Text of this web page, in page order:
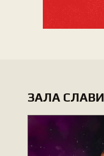
ЗАЛА СЛАВИ